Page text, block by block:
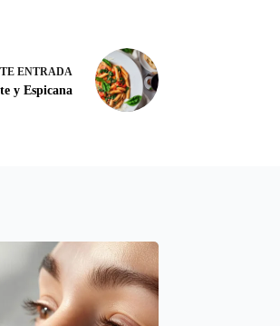
ENTRADA
y Espicana